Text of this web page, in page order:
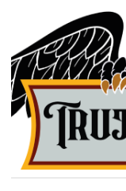
Página